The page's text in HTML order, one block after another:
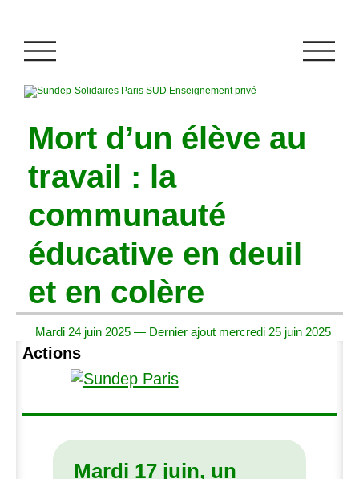
Mort d’un élève au
travail : la
communauté
éducative en deuil
et en colère
Mardi 24 juin 2025 — Dernier ajout mercredi 25 juin 2025
Actions
Mardi 17 juin, un